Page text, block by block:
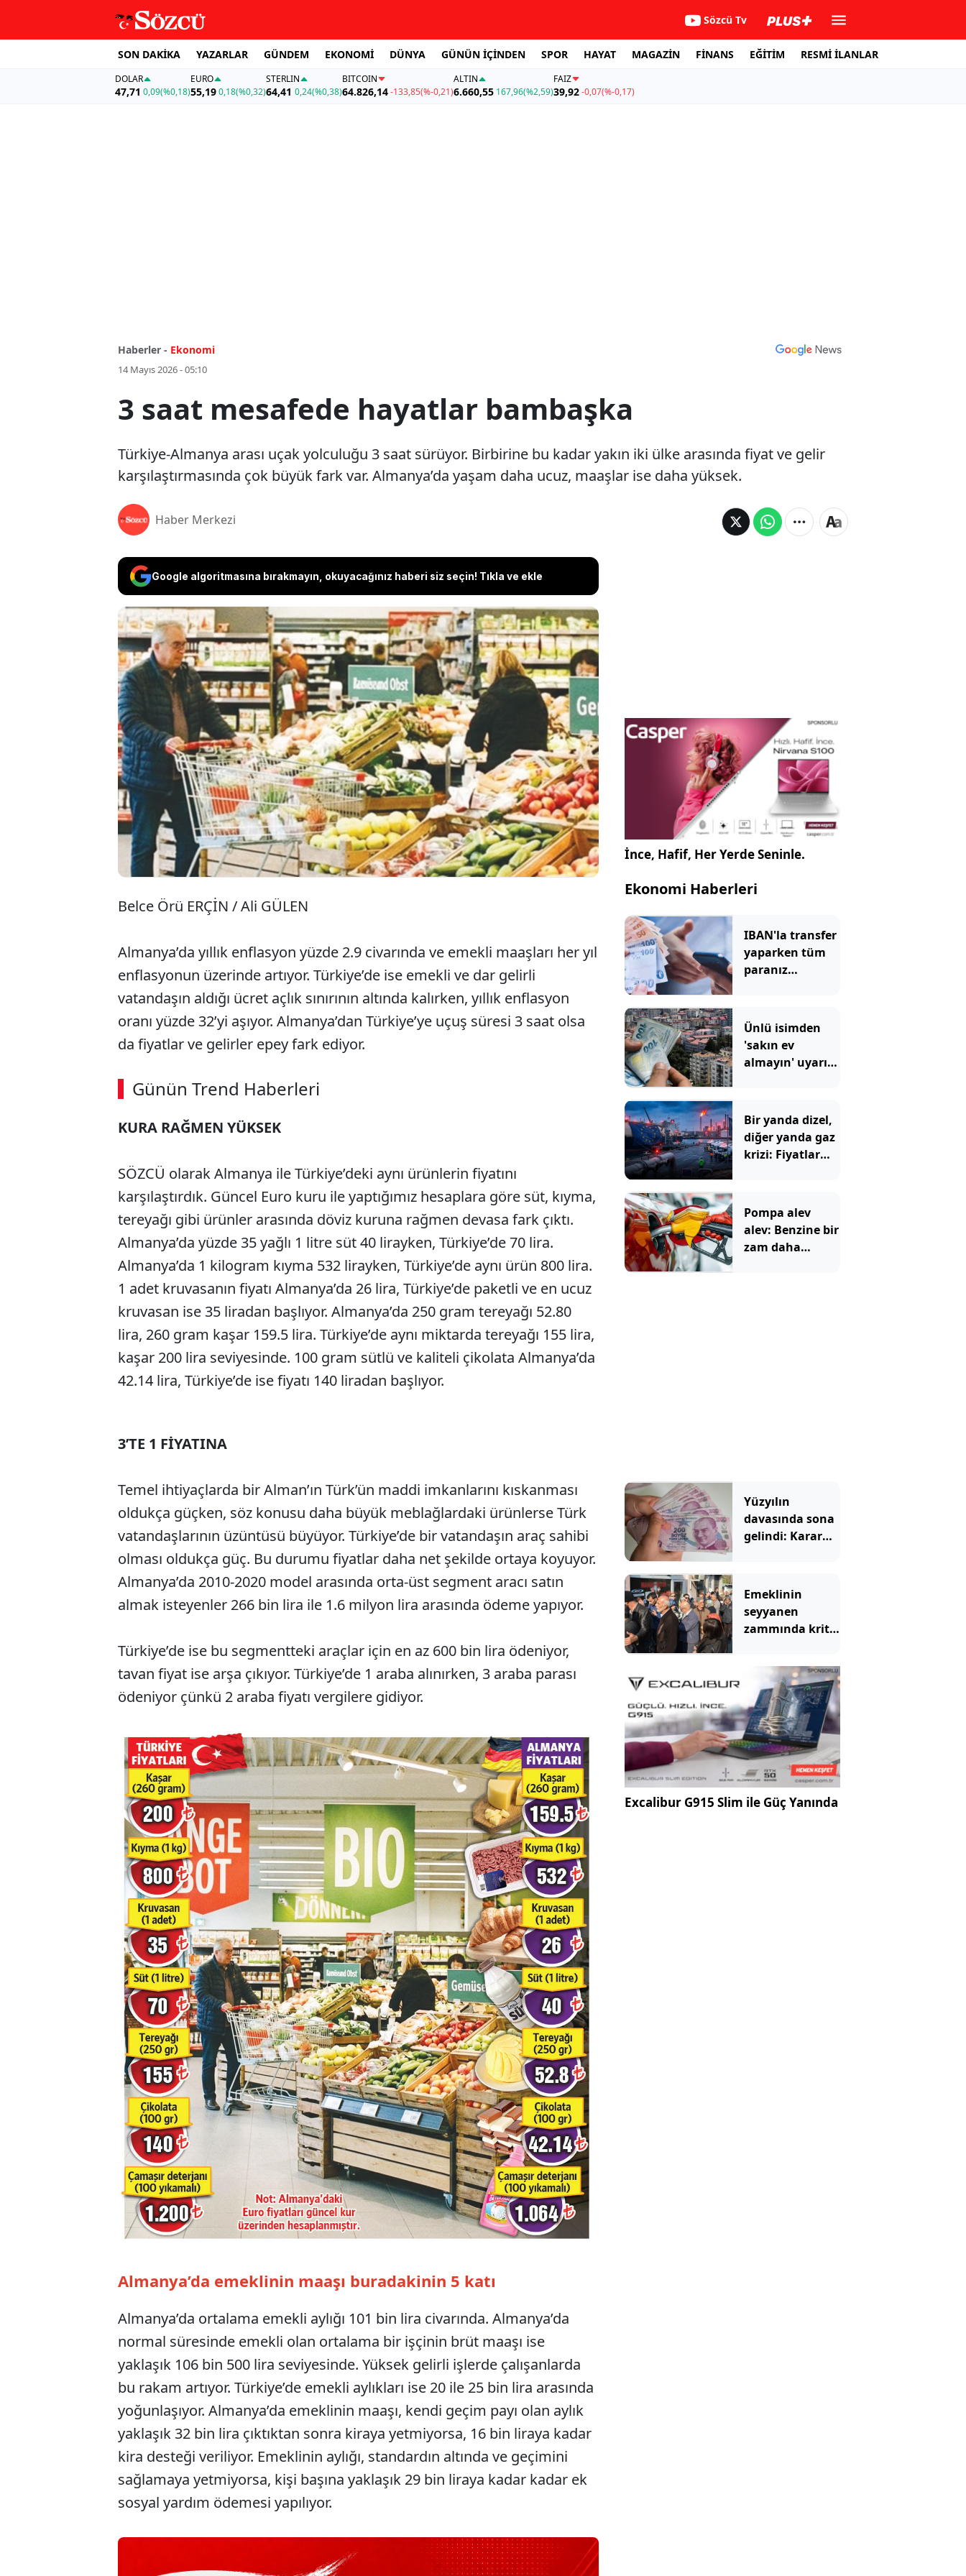
Sözcü Tv
SON DAKİKA YAZARLAR GÜNDEM EKONOMİ DÜNYA GÜNÜN İÇİNDEN SPOR HAYAT MAGAZİN FİNANS EĞİTİM RESMİ İLANLAR
DOLAR
47,71 0,09(%0,18)
EURO
55,19 0,18(%0,32)
STERLIN
64,41 0,24(%0,38)
BITCOIN
64.826,14-133,85(%-0,21)
ALTIN
6.660,55 167,96(%2,59)
FAİZ
39,92-0,07(%-0,17)
Haberler - Ekonomi
14 Mayıs 2026 - 05:10
3 saat mesafede hayatlar bambaşka
Türkiye-Almanya arası uçak yolculuğu 3 saat sürüyor. Birbirine bu kadar yakın iki ülke arasında fiyat ve gelir
karşılaştırmasında çok büyük fark var. Almanya’da yaşam daha ucuz, maaşlar ise daha yüksek.
Haber Merkezi
Google algoritmasına bırakmayın, okuyacağınız haberi siz seçin! Tıkla ve ekle
Türkiye-Almanya arası uçak yolculuğu 3 saat sürüyor.
Birbirine bu kadar yakın iki ülke arasında fiyat ve gelir
karşılaştırmasında çok büyük fark var. Almanya’da yaşam
daha ucuz, maaşlar ise daha yüksek.
Belce Örü ERÇİN / Ali GÜLEN
Almanya’da yıllık enflasyon yüzde 2.9 civarında ve emekli maaşları her yıl
enflasyonun üzerinde artıyor. Türkiye’de ise emekli ve dar gelirli
vatandaşın aldığı ücret açlık sınırının altında kalırken, yıllık enflasyon
oranı yüzde 32’yi aşıyor. Almanya’dan Türkiye’ye uçuş süresi 3 saat olsa
da fiyatlar ve gelirler epey fark ediyor.
Günün Trend Haberleri
KURA RAĞMEN YÜKSEK
SÖZCÜ olarak Almanya ile Türkiye’deki aynı ürünlerin fiyatını
karşılaştırdık. Güncel Euro kuru ile yaptığımız hesaplara göre süt, kıyma,
tereyağı gibi ürünler arasında döviz kuruna rağmen devasa fark çıktı.
Almanya’da yüzde 35 yağlı 1 litre süt 40 lirayken, Türkiye’de 70 lira.
Almanya’da 1 kilogram kıyma 532 lirayken, Türkiye’de aynı ürün 800 lira.
1 adet kruvasanın fiyatı Almanya’da 26 lira, Türkiye’de paketli ve en ucuz
kruvasan ise 35 liradan başlıyor. Almanya’da 250 gram tereyağı 52.80
lira, 260 gram kaşar 159.5 lira. Türkiye’de aynı miktarda tereyağı 155 lira,
kaşar 200 lira seviyesinde. 100 gram sütlü ve kaliteli çikolata Almanya’da
42.14 lira, Türkiye’de ise fiyatı 140 liradan başlıyor.
3’TE 1 FİYATINA
Temel ihtiyaçlarda bir Alman’ın Türk’ün maddi imkanlarını kıskanması
oldukça güçken, söz konusu daha büyük meblağlardaki ürünlerse Türk
vatandaşlarının üzüntüsü büyüyor. Türkiye’de bir vatandaşın araç sahibi
olması oldukça güç. Bu durumu fiyatlar daha net şekilde ortaya koyuyor.
Almanya’da 2010-2020 model arasında orta-üst segment aracı satın
almak isteyenler 266 bin lira ile 1.6 milyon lira arasında ödeme yapıyor.
Türkiye’de ise bu segmentteki araçlar için en az 600 bin lira ödeniyor,
tavan fiyat ise arşa çıkıyor. Türkiye’de 1 araba alınırken, 3 araba parası
ödeniyor çünkü 2 araba fiyatı vergilere gidiyor.
Almanya’da emeklinin maaşı buradakinin 5 katı
Almanya’da ortalama emekli aylığı 101 bin lira civarında. Almanya’da
normal süresinde emekli olan ortalama bir işçinin brüt maaşı ise
yaklaşık 106 bin 500 lira seviyesinde. Yüksek gelirli işlerde çalışanlarda
bu rakam artıyor. Türkiye’de emekli aylıkları ise 20 ile 25 bin lira arasında
yoğunlaşıyor. Almanya’da emeklinin maaşı, kendi geçim payı olan aylık
yaklaşık 32 bin lira çıktıktan sonra kiraya yetmiyorsa, 16 bin liraya kadar
kira desteği veriliyor. Emeklinin aylığı, standardın altında ve geçimini
sağlamaya yetmiyorsa, kişi başına yaklaşık 29 bin liraya kadar kadar ek
sosyal yardım ödemesi yapılıyor.
İnce, Hafif, Her Yerde Seninle.
Ekonomi Haberleri
IBAN'la transfer
yaparken tüm
paranız
bile
düzeltemiyor
Ünlü isimden
'sakın ev
almayın' uyarısı:
etti
Bir yanda dizel,
diğer yanda gaz
krizi: Fiyatlar
Pompa alev
alev: Benzine bir
zam daha
Yüzyılın
davasında sona
gelindi: Karar
TL zam
Emeklinin
seyyanen
zammında kritik
birleşti
Excalibur G915 Slim ile Güç Yanında